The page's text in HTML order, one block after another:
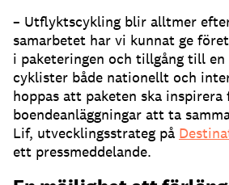
– Utflyktscykling blir alltmer
samarbetet har vi kunnat ge
i paketeringen och tillgång till
cyklister både nationellt och
hoppas att paketen ska inspirera
boendeanläggningar att ta
Lif, utvecklingsstrateg på
ett pressmeddelande.